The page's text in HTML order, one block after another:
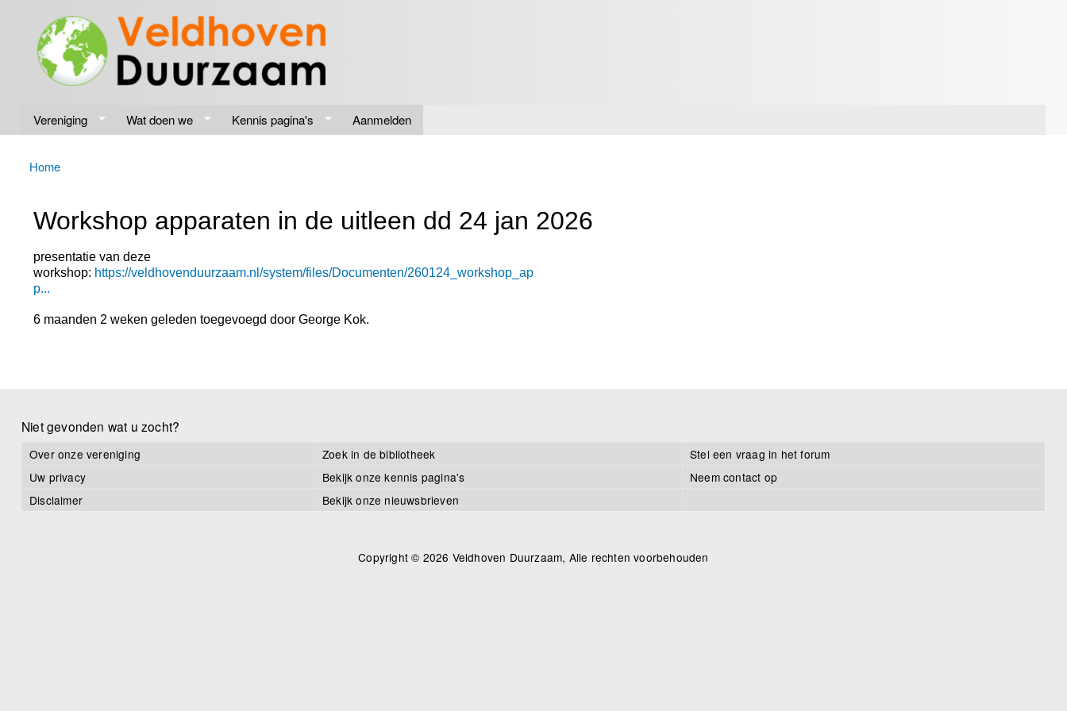
Veldhoven
Duurzaam
Energiek
naar de
toekomst
Vereniging Wat doen we Kennis pagina's Aanmelden
U bent hier
Home
Workshop apparaten in de uitleen dd 24 jan 2026
presentatie van deze
workshop: https://veldhovenduurzaam.nl/system/files/Documenten/260124_workshop_ap
p...
6 maanden 2 weken geleden toegevoegd door George Kok.
Niet gevonden wat u zocht?
Over onze vereniging Zoek in de bibliotheek
Stel een vraag in het forum
Uw privacy
Bekijk onze kennis pagina's
Neem contact op
Disclaimer
Bekijk onze nieuwsbrieven
Copyright © 2026 Veldhoven Duurzaam, Alle rechten voorbehouden